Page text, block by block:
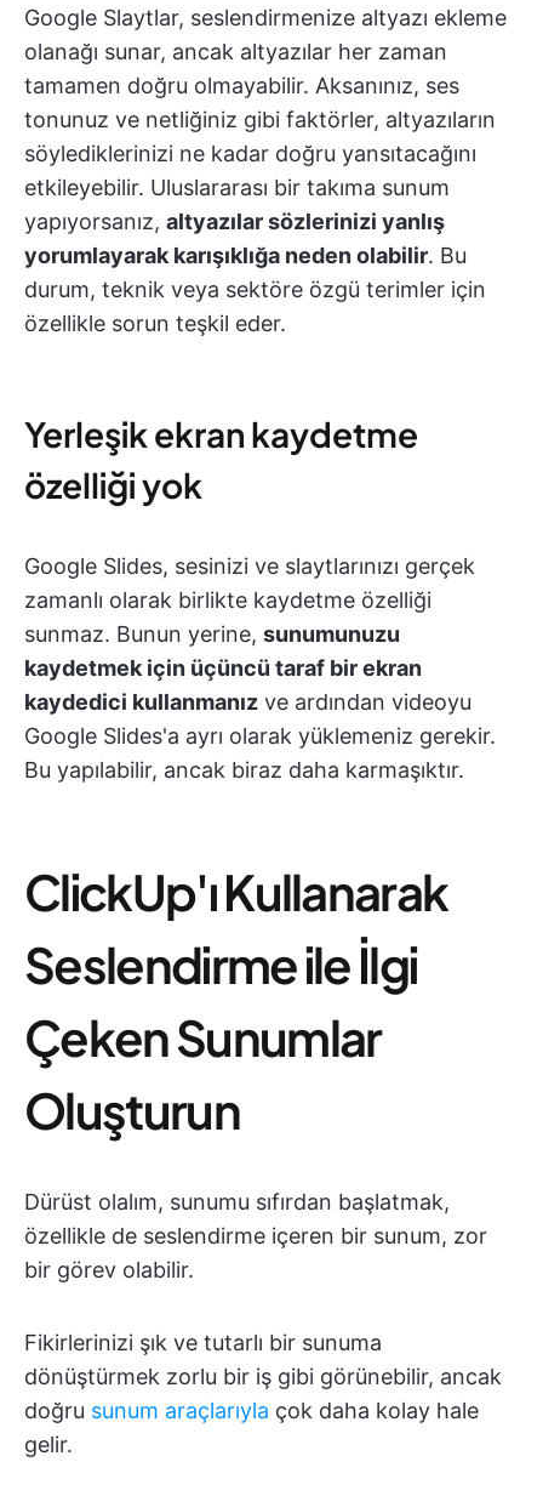
Google Slaytlar, seslendirmenize altyazı ekleme
olanağı sunar, ancak altyazılar her zaman
tamamen doğru olmayabilir. Aksanınız, ses
tonunuz ve netliğiniz gibi faktörler, altyazıların
söylediklerinizi ne kadar doğru yansıtacağını
etkileyebilir. Uluslararası bir takıma sunum
yapıyorsanız, altyazılar sözlerinizi yanlış
yorumlayarak karışıklığa neden olabilir. Bu
durum, teknik veya sektöre özgü terimler için
özellikle sorun teşkil eder.
Yerleşik ekran kaydetme
özelliği yok
Google Slides, sesinizi ve slaytlarınızı gerçek
zamanlı olarak birlikte kaydetme özelliği
sunmaz. Bunun yerine, sunumunuzu
kaydetmek için üçüncü taraf bir ekran
kaydedici kullanmanız ve ardından videoyu
Google Slides'a ayrı olarak yüklemeniz gerekir.
Bu yapılabilir, ancak biraz daha karmaşıktır.
ClickUp'ı Kullanarak
Seslendirme ile İlgi
Çeken Sunumlar
Oluşturun
Dürüst olalım, sunumu sıfırdan başlatmak,
özellikle de seslendirme içeren bir sunum, zor
bir görev olabilir.
Fikirlerinizi şık ve tutarlı bir sunuma
dönüştürmek zorlu bir iş gibi görünebilir, ancak
doğru sunum araçlarıyla çok daha kolay hale
gelir.